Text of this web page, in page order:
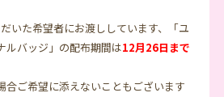
いた希望者にお渡ししています、「ユ
バッジ」の配布期間は12月26日まで
合ご希望に添えないこともございます